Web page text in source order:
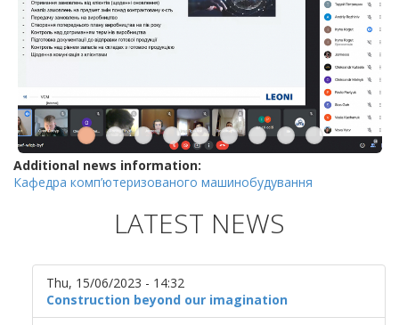
Additional news information:
Кафедра комп’ютеризованого машинобудування
LATEST NEWS
Thu, 15/06/2023 - 14:32
Construction beyond our imagination